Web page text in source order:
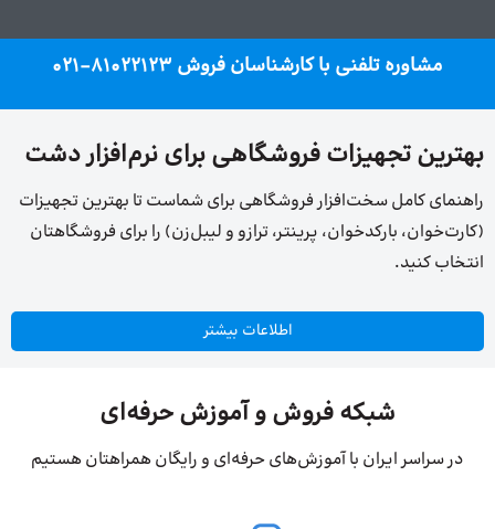
مشاوره تلفنی با کارشناسان فروش 81022123-021
بهترین تجهیزات فروشگاهی برای نرم‌افزار دشت
راهنمای کامل سخت‌افزار فروشگاهی برای شماست تا بهترین تجهیزات
(کارت‌خوان، بارکدخوان، پرینتر، ترازو و لیبل‌زن) را برای فروشگاهتان
انتخاب کنید.
اطلاعات بیشتر
شبکه فروش و آموزش حرفه‌ای
در سراسر ایران با آموزش‌های حرفه‌ای و رایگان همراهتان هستیم